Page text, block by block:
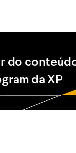
do
da XP